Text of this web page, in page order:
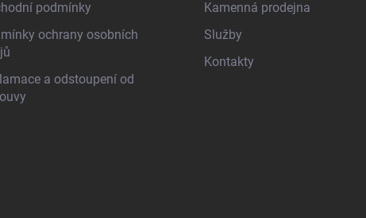
podmínky
ochrany osobních
a odstoupení od
Kamenná prodejna
Služby
Kontakty